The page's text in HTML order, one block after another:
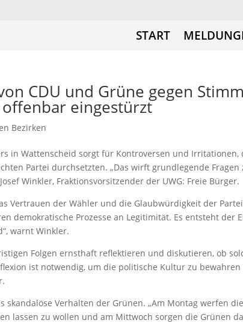
START
CDU und Grüne gegen
eingestürzt
Bezirken
in Wattenscheid sorgt für Kontroversen und Irritationen,
Partei durchsetzten. „Das wirft grundlegende
Winkler, Fraktionsvorsitzender der UWG: Freie Bürger.
Vertrauen der Wähler und die Glaubwürdigkeit der
demokratische Prozesse an Legitimität. Es entsteht der
warnt Winkler.
Folgen ernsthaft reflektieren und diskutieren, ob
ist notwendig, um die politische Kultur zu
skandalöse Verhalten der Grünen. „Am Montag werfen
lassen zu wollen und am Mittwoch sorgen die Grünen